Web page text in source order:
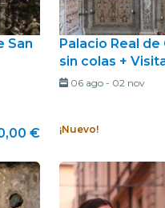
San
€
Palacio Real
sin colas +
06 ago- 02 nov
¡Nuevo!